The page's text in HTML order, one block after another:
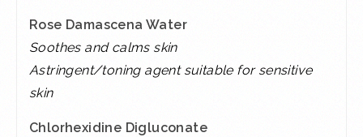
Rose Damascena Water
Soothes and calms skin
Astringent/toning agent suitable for sensitive
skin
Chlorhexidine Digluconate